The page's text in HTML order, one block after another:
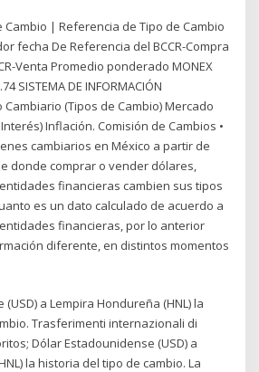
Cambio | Referencia de Tipo de Cambio
fecha De Referencia del BCCR-Compra
Venta Promedio ponderado MONEX
SISTEMA DE INFORMACIÓN
Cambiario (Tipos de Cambio) Mercado
Inflación. Comisión de Cambios •
cambiarios en México a partir de
donde comprar o vender dólares,
financieras cambien sus tipos
es un dato calculado de acuerdo a
financieras, por lo anterior
diferente, en distintos momentos
a Lempira Hondureña (HNL) la
Trasferimenti internazionali di
Dólar Estadounidense (USD) a
la historia del tipo de cambio. La